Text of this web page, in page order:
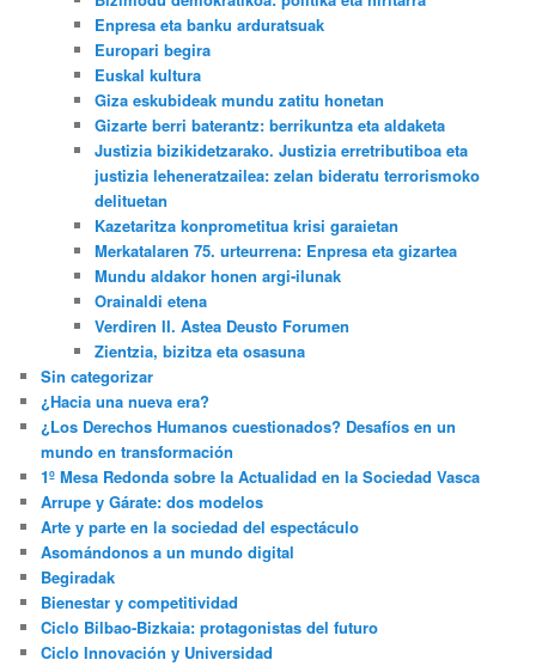
Enpresa eta banku arduratsuak
Europari begira
Euskal kultura
Giza eskubideak mundu zatitu honetan
Gizarte berri baterantz: berrikuntza eta aldaketa
Justizia bizikidetzarako. Justizia erretributiboa eta
justizia leheneratzailea: zelan bideratu terrorismoko
delituetan
Kazetaritza konprometitua krisi garaietan
Merkatalaren 75. urteurrena: Enpresa eta gizartea
Mundu aldakor honen argi-ilunak
Orainaldi etena
Verdiren II. Astea Deusto Forumen
Zientzia, bizitza eta osasuna
Sin categorizar
¿Hacia una nueva era?
¿Los Derechos Humanos cuestionados? Desafíos en un
mundo en transformación
1º Mesa Redonda sobre la Actualidad en la Sociedad Vasca
Arrupe y Gárate: dos modelos
Arte y parte en la sociedad del espectáculo
Asomándonos a un mundo digital
Begiradak
Bienestar y competitividad
Ciclo Bilbao-Bizkaia: protagonistas del futuro
Ciclo Innovación y Universidad